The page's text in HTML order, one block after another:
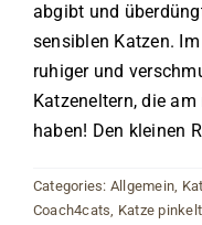
abgibt und
sensiblen Katzen.
ruhiger und
Katzeneltern, die
haben! Den kleinen
Categories: Allgemein,
Coach4cats, Katze pinkelt